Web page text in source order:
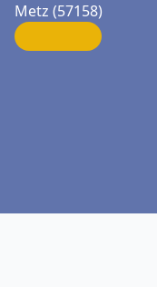
Metz (57158)